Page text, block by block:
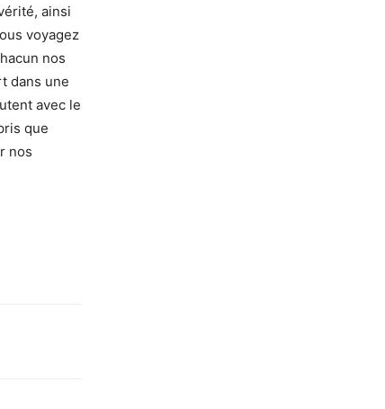
ainsi
voyagez
nos
dans une
avec le
que
nos